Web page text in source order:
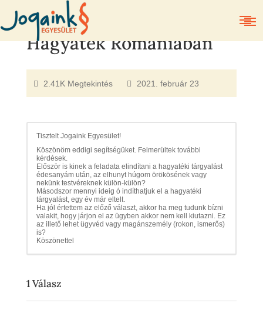
Hagyaték Romániában
2.41K Megtekintés 2021. február 23
Tisztelt Jogaink Egyesület!
Köszönöm eddigi segítségüket. Felmerültek további
kérdések.
Először is kinek a feladata elindítani a hagyatéki tárgyalást
édesanyám után, az elhunyt húgom örökösének vagy
nekünk testvéreknek külön-külön?
Másodszor mennyi ideig ó indíthatjuk el a hagyatéki
tárgyalást, egy év már eltelt.
Ha jól értettem az előző választ, akkor ha meg tudunk bízni
valakit, hogy járjon el az ügyben akkor nem kell kiutazni. Ez
az illető lehet ügyvéd vagy magánszemély (rokon, ismerős)
is?
Köszönettel
1Válasz